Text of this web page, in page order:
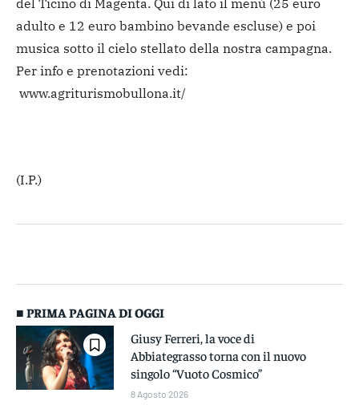
del Ticino di Magenta. Qui di lato il menù (25 euro
adulto e 12 euro bambino bevande escluse) e poi
musica sotto il cielo stellato della nostra campagna.
Per info e prenotazioni vedi:
www.agriturismobullona.it/
(I.P.)
■ PRIMA PAGINA DI OGGI
Giusy Ferreri, la voce di
Abbiategrasso torna con il nuovo
singolo “Vuoto Cosmico”
8 Agosto 2026